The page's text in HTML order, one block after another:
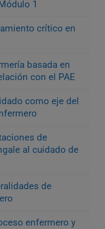
1
crítico en
basada en
con el PAE
como eje del
de
al cuidado de
de
enfermero y